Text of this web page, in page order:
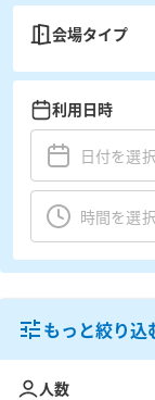
会場タイプ
利用日時
もっと絞り込
人数